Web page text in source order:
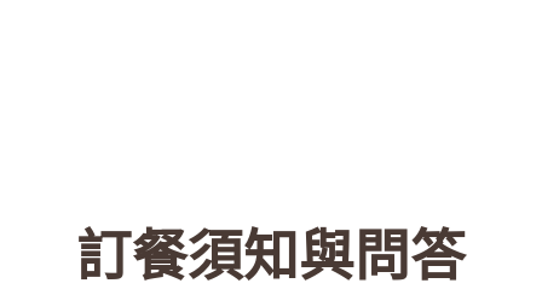
訂餐須知與問答